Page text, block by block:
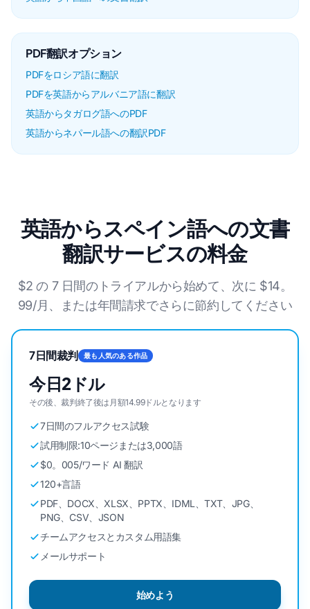
PDF翻訳オプション
PDFをロシア語に翻訳
PDFを英語からアルバニア語に翻訳
英語からタガログ語へのPDF
英語からネパール語への翻訳PDF
英語からスペイン語への文書
翻訳サービスの料金
$2 の 7 日間のトライアルから始めて、次に $14。
99/月、または年間請求でさらに節約してください
7日間裁判 最も人気のある作品
今日2ドル
その後、裁判終了後は月額14.99ドルとなります
7日間のフルアクセス試験
試用制限:10ページまたは3,000語
$0。005/ワード AI 翻訳
120+言語
PDF、DOCX、XLSX、PPTX、IDML、TXT、JPG、
PNG、CSV、JSON
チームアクセスとカスタム用語集
メールサポート
始めよう